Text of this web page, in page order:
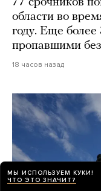
области во
году. Еще более
пропавшими
18 часов назад
МЫ ИСПОЛЬЗУЕМ КУКИ!
ЧТО ЭТО ЗНАЧИТ?